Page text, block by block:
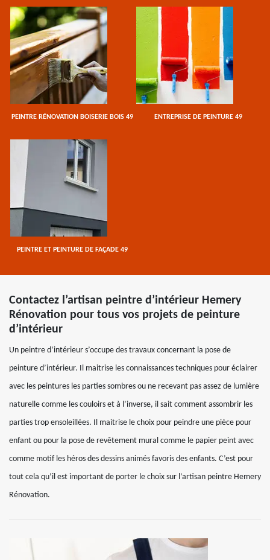
PEINTRE RÉNOVATION BOISERIE BOIS 49 ENTREPRISE DE PEINTURE 49
PEINTRE ET PEINTURE DE FAÇADE 49
Contactez l’artisan peintre d’intérieur Hemery
Rénovation pour tous vos projets de peinture
d’intérieur
Un peintre d’intérieur s’occupe des travaux concernant la pose de
peinture d’intérieur. Il maitrise les connaissances techniques pour éclairer
avec les peintures les parties sombres ou ne recevant pas assez de lumière
naturelle comme les couloirs et à l’inverse, il sait comment assombrir les
parties trop ensoleillées. Il maitrise le choix pour peindre une pièce pour
enfant ou pour la pose de revêtement mural comme le papier peint avec
comme motif les héros des dessins animés favoris des enfants. C’est pour
tout cela qu’il est important de porter le choix sur l’artisan peintre Hemery
Rénovation.